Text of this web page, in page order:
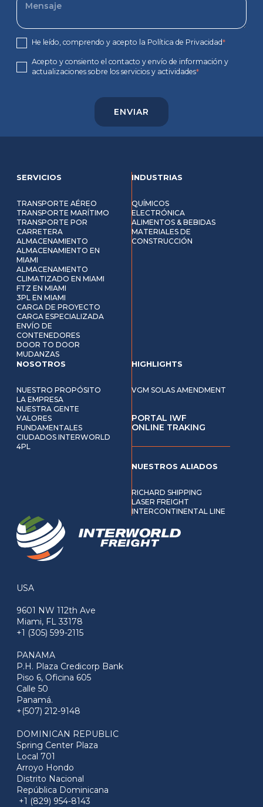
He leído, comprendo y acepto la Política de Privacidad*
Acepto y consiento el contacto y envío de información y
actualizaciones sobre los servicios y actividades*
SERVICIOS
TRANSPORTE AÉREO
TRANSPORTE MARÍTIMO
TRANSPORTE POR
CARRETERA
ALMACENAMIENTO
ALMACENAMIENTO EN
MIAMI
ALMACENAMIENTO
CLIMATIZADO EN MIAMI
FTZ EN MIAMI
3PL EN MIAMI
CARGA DE PROYECTO
CARGA ESPECIALIZADA
ENVÍO DE
CONTENEDORES
DOOR TO DOOR
MUDANZAS
INDUSTRIAS
QUÍMICOS
ELECTRÓNICA
ALIMENTOS & BEBIDAS
MATERIALES DE
CONSTRUCCIÓN
NOSOTROS
NUESTRO PROPÓSITO
LA EMPRESA
NUESTRA GENTE
VALORES
FUNDAMENTALES
CIUDADOS INTERWORLD
4PL
HIGHLIGHTS
VGM SOLAS AMENDMENT
PORTAL IWF
ONLINE TRAKING
NUESTROS ALIADOS
RICHARD SHIPPING
LASER FREIGHT
INTERCONTINENTAL LINE
USA
9601 NW 112th Ave
Miami, FL 33178
+1 (305) 599-2115
PANAMA
P.H. Plaza Credicorp Bank
Piso 6, Oficina 605
Calle 50
Panamá.
+(507) 212-9148
DOMINICAN REPUBLIC
Spring Center Plaza
Local 701
Arroyo Hondo
Distrito Nacional
República Dominicana
+1 (829) 954-8143